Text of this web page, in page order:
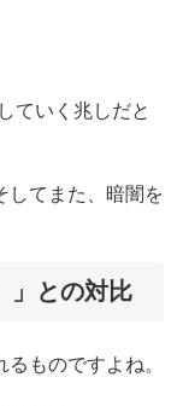
ていく兆しだと
してまた、暗闇を
」との対比
ものですよね。